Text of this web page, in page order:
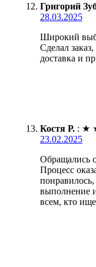
Григорий
28.03.2025
Широкий
Сделал
доставка и
Костя Р. : ★
23.02.2025
Обращались
Процесс
выполнение
всем, кто